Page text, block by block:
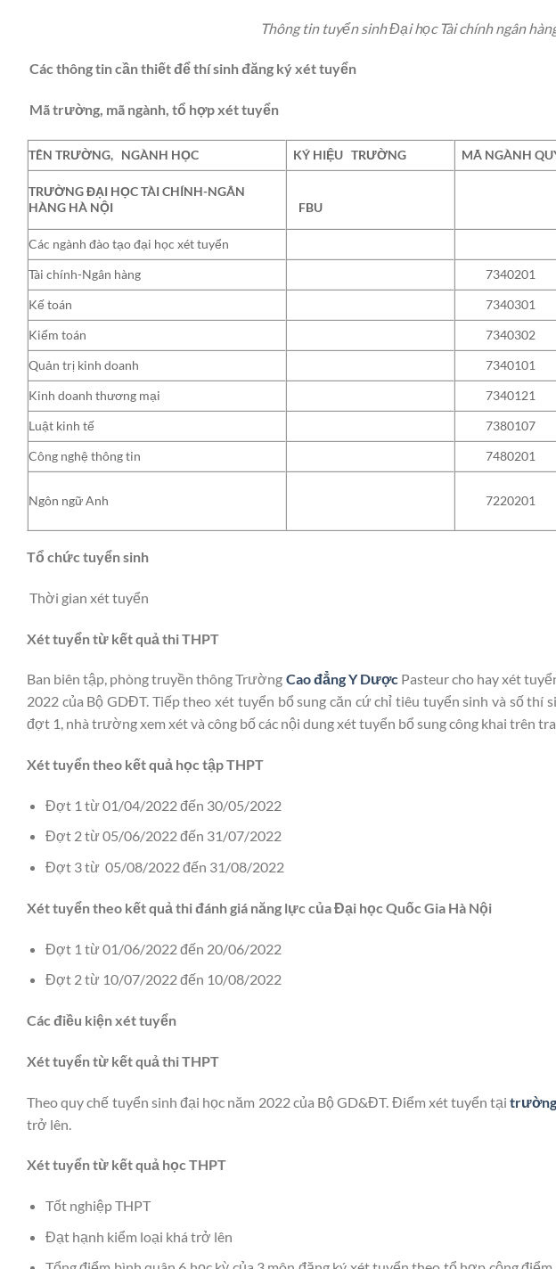
Thông tin tuyển sinh Đại học Tài chính ngân
Các thông tin cần thiết để thí sinh đăng ký xét tuyển
Mã trường, mã ngành, tổ hợp xét tuyển
TÊN TRƯỜNG, NGÀNH HỌC KÝ HIỆU TRƯỜNG MÃ NGÀNH
TRƯỜNG ĐẠI HỌC TÀI CHÍNH-NGÂN
HÀNG HÀ NỘI
FBU
Các ngành đào tạo đại học xét tuyển
Tài chính-Ngân hàng
7340201
Kế toán
7340301
Kiểm toán
7340302
Quản trị kinh doanh
7340101
Kinh doanh thương mại
7340121
Luật kinh tế
7380107
Công nghệ thông tin
7480201
Ngôn ngữ Anh 7220201
Tổ chức tuyển sinh
Thời gian xét tuyển
Xét tuyển từ kết quả thi THPT
Ban biên tập, phòng truyền thông Trường Cao đẳng Y DượcPasteur cho hay xét
2022 của Bộ GDĐT. Tiếp theo xét tuyển bổ sung căn cứ chỉ tiêu tuyển sinh và số thí
đợt 1, nhà trường xem xét và công bố các nội dung xét tuyển bổ sung công khai trên
Xét tuyển theo kết quả học tập THPT
Đợt 1 từ 01/04/2022 đến 30/05/2022
Đợt 2 từ 05/06/2022 đến 31/07/2022
Đợt 3 từ 05/08/2022 đến 31/08/2022
Xét tuyển theo kết quả thi đánh giá năng lực của Đại học Quốc Gia Hà Nội
Đợt 1 từ 01/06/2022 đến 20/06/2022
Đợt 2 từ 10/07/2022 đến 10/08/2022
Các điều kiện xét tuyển
Xét tuyển từ kết quả thi THPT
Theo quy chế tuyển sinh đại học năm 2022 của Bộ GD&ĐT. Điểm xét tuyển tạitrường
trở lên.
Xét tuyển từ kết quả học THPT
Tốt nghiệp THPT
Đạt hạnh kiểm loại khá trở lên